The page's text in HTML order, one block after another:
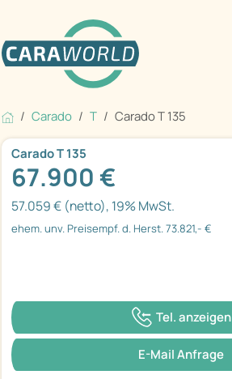
Carado T Carado T 135
Carado T 135
67.900 €
57.059 € (netto), 19% MwSt.
ehem. unv. Preisempf. d. Herst. 73.821,- €
Tel. anzeigen
E-Mail Anfrage